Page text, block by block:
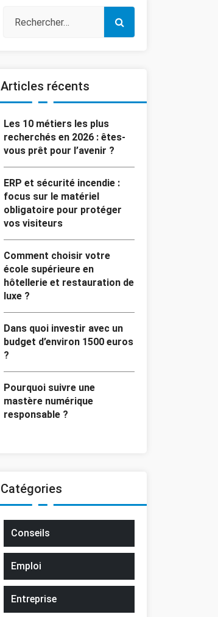
Articles récents
Les 10 métiers les plus
recherchés en 2026 : êtes-
vous prêt pour l’avenir ?
ERP et sécurité incendie :
focus sur le matériel
obligatoire pour protéger
vos visiteurs
Comment choisir votre
école supérieure en
hôtellerie et restauration de
luxe ?
Dans quoi investir avec un
budget d’environ 1500 euros
?
Pourquoi suivre une
mastère numérique
responsable ?
Catégories
Conseils
Emploi
Entreprise